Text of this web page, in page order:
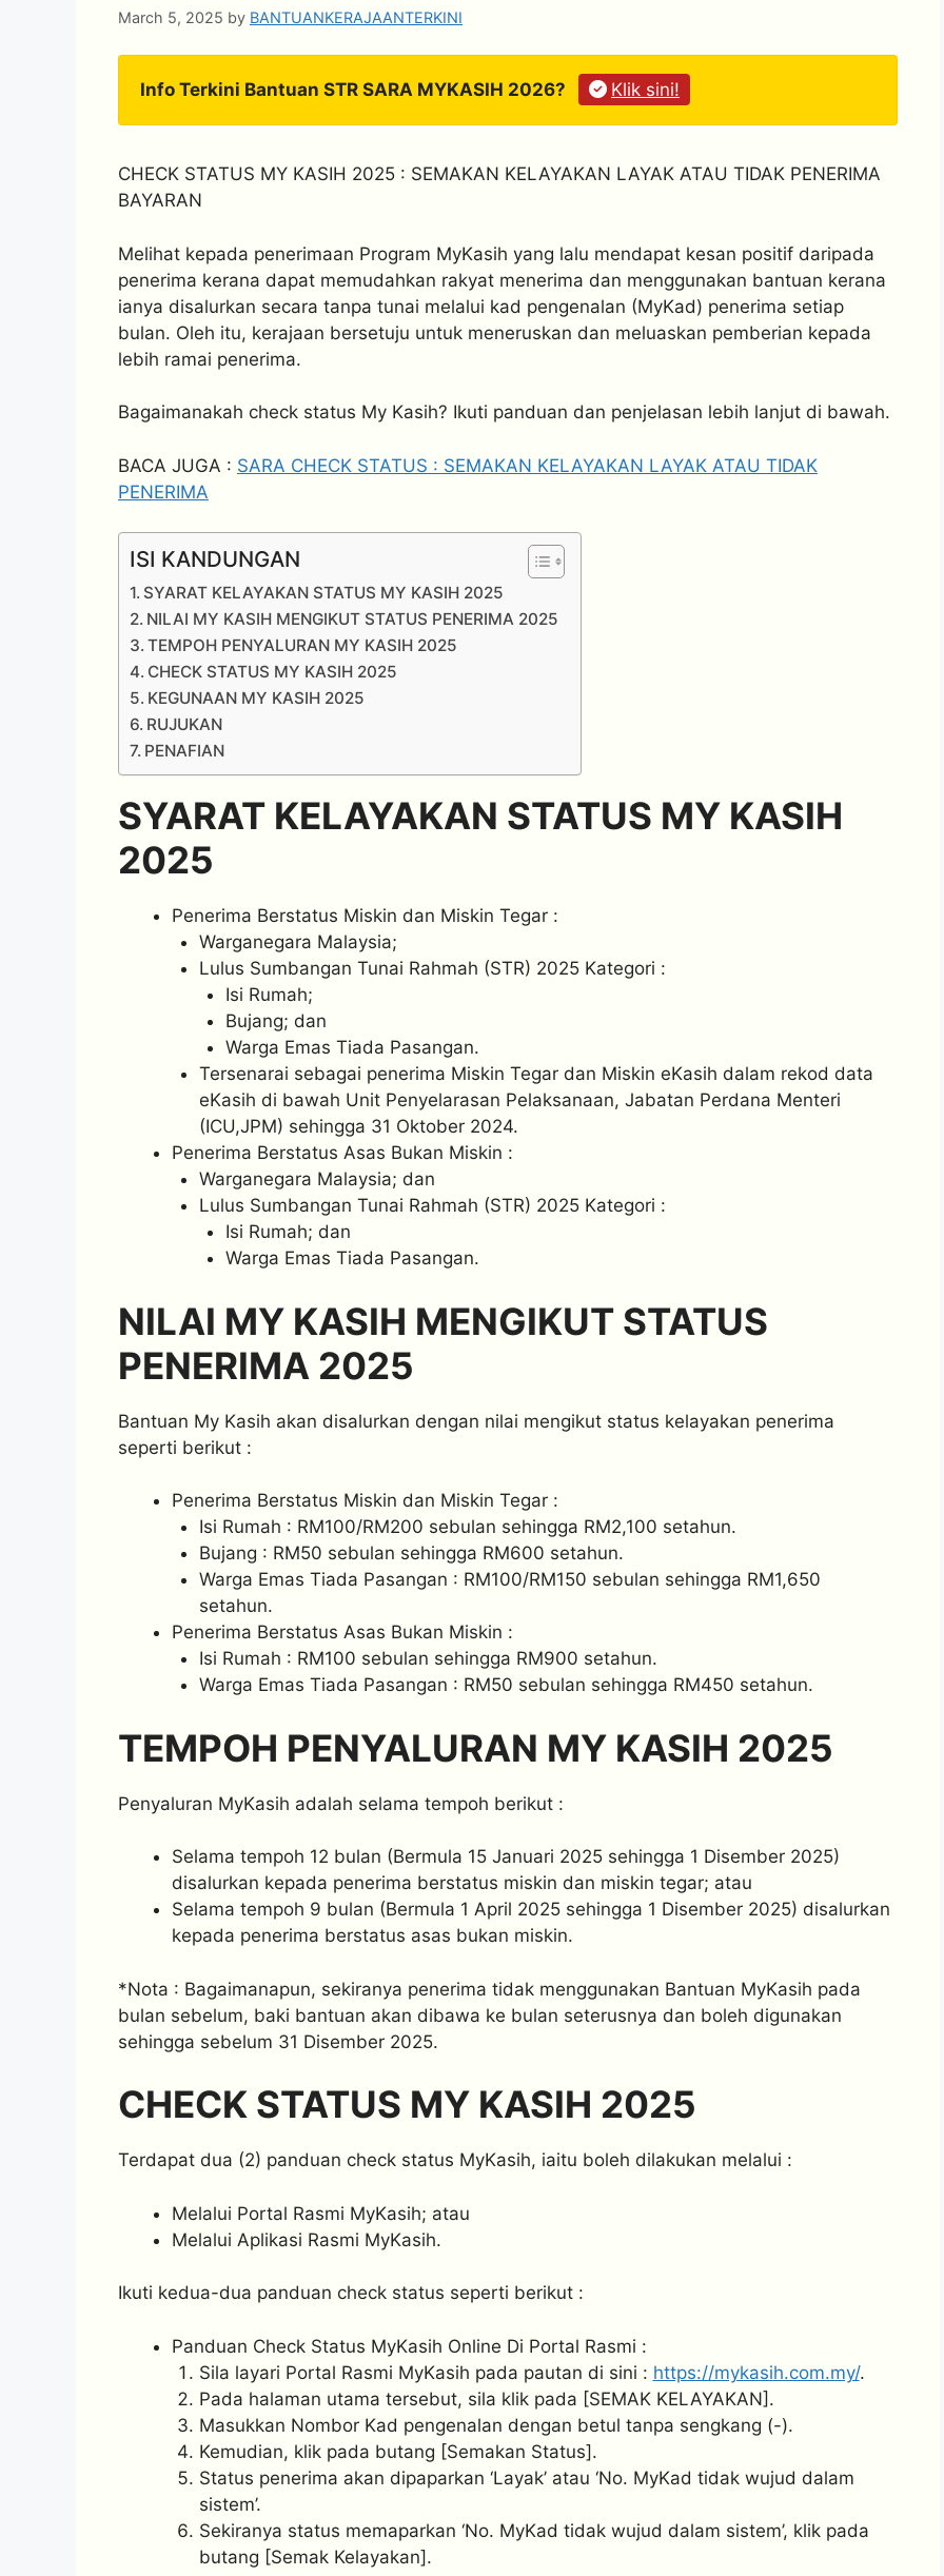
March 5, 2025 by BANTUANKERAJAANTERKINI
Info Terkini Bantuan STR SARA MYKASIH 2026? Klik sini!
CHECK STATUS MY KASIH 2025 : SEMAKAN KELAYAKAN LAYAK ATAU TIDAK PENERIMA
BAYARAN
Melihat kepada penerimaan Program MyKasih yang lalu mendapat kesan positif daripada
penerima kerana dapat memudahkan rakyat menerima dan menggunakan bantuan kerana
ianya disalurkan secara tanpa tunai melalui kad pengenalan (MyKad) penerima setiap
bulan. Oleh itu, kerajaan bersetuju untuk meneruskan dan meluaskan pemberian kepada
lebih ramai penerima.
Bagaimanakah check status My Kasih? Ikuti panduan dan penjelasan lebih lanjut di bawah.
BACA JUGA : SARA CHECK STATUS : SEMAKAN KELAYAKAN LAYAK ATAU TIDAK
PENERIMA
ISI KANDUNGAN
SYARAT KELAYAKAN STATUS MY KASIH 2025
NILAI MY KASIH MENGIKUT STATUS PENERIMA 2025
TEMPOH PENYALURAN MY KASIH 2025
CHECK STATUS MY KASIH 2025
KEGUNAAN MY KASIH 2025
RUJUKAN
PENAFIAN
SYARAT KELAYAKAN STATUS MY KASIH
2025
Penerima Berstatus Miskin dan Miskin Tegar :
Warganegara Malaysia;
Lulus Sumbangan Tunai Rahmah (STR) 2025 Kategori :
Isi Rumah;
Bujang; dan
Warga Emas Tiada Pasangan.
Tersenarai sebagai penerima Miskin Tegar dan Miskin eKasih dalam rekod data
eKasih di bawah Unit Penyelarasan Pelaksanaan, Jabatan Perdana Menteri
(ICU,JPM) sehingga 31 Oktober 2024.
Penerima Berstatus Asas Bukan Miskin :
Warganegara Malaysia; dan
Lulus Sumbangan Tunai Rahmah (STR) 2025 Kategori :
Isi Rumah; dan
Warga Emas Tiada Pasangan.
NILAI MY KASIH MENGIKUT STATUS
PENERIMA 2025
Bantuan My Kasih akan disalurkan dengan nilai mengikut status kelayakan penerima
seperti berikut :
Penerima Berstatus Miskin dan Miskin Tegar :
Isi Rumah : RM100/RM200 sebulan sehingga RM2,100 setahun.
Bujang : RM50 sebulan sehingga RM600 setahun.
Warga Emas Tiada Pasangan : RM100/RM150 sebulan sehingga RM1,650
setahun.
Penerima Berstatus Asas Bukan Miskin :
Isi Rumah : RM100 sebulan sehingga RM900 setahun.
Warga Emas Tiada Pasangan : RM50 sebulan sehingga RM450 setahun.
TEMPOH PENYALURAN MY KASIH 2025
Penyaluran MyKasih adalah selama tempoh berikut :
Selama tempoh 12 bulan (Bermula 15 Januari 2025 sehingga 1 Disember 2025)
disalurkan kepada penerima berstatus miskin dan miskin tegar; atau
Selama tempoh 9 bulan (Bermula 1 April 2025 sehingga 1 Disember 2025) disalurkan
kepada penerima berstatus asas bukan miskin.
*Nota : Bagaimanapun, sekiranya penerima tidak menggunakan Bantuan MyKasih pada
bulan sebelum, baki bantuan akan dibawa ke bulan seterusnya dan boleh digunakan
sehingga sebelum 31 Disember 2025.
CHECK STATUS MY KASIH 2025
Terdapat dua (2) panduan check status MyKasih, iaitu boleh dilakukan melalui :
Melalui Portal Rasmi MyKasih; atau
Melalui Aplikasi Rasmi MyKasih.
Ikuti kedua-dua panduan check status seperti berikut :
Panduan Check Status MyKasih Online Di Portal Rasmi :
Sila layari Portal Rasmi MyKasih pada pautan di sini : https://mykasih.com.my/.
Pada halaman utama tersebut, sila klik pada [SEMAK KELAYAKAN].
Masukkan Nombor Kad pengenalan dengan betul tanpa sengkang (-).
Kemudian, klik pada butang [Semakan Status].
Status penerima akan dipaparkan ‘Layak’ atau ‘No. MyKad tidak wujud dalam
sistem’.
Sekiranya status memaparkan ‘No. MyKad tidak wujud dalam sistem’, klik pada
butang [Semak Kelayakan].